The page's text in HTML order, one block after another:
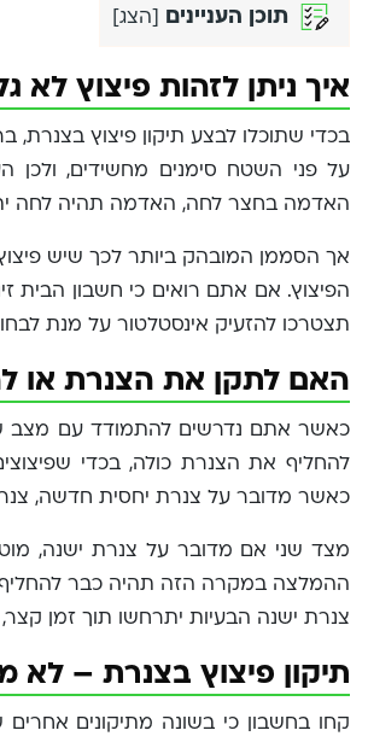
תוכן העניינים [הצג]
איך ניתן לזהות פיצוץ לא
בכדי שתוכלו לבצע תיקון פיצוץ בצנרת,
על פני השטח סימנים מחשידים, ולכן
האדמה בחצר לחה, האדמה תהיה לחה
אך הסממן המובהק ביותר לכך שיש
הפיצוץ. אם אתם רואים כי חשבון הבית
תצטרכו להזעיק אינסטלטור על מנת
האם לתקן את הצנרת או
כאשר אתם נדרשים להתמודד עם מצב
להחליף את הצנרת כולה, בכדי
כאשר מדובר על צנרת יחסית חדשה,
מצד שני אם מדובר על צנרת ישנה,
ההמלצה במקרה הזה תהיה כבר להחליף
צנרת ישנה הבעיות יתרחשו תוך זמן
תיקון פיצוץ בצנרת – לא
קחו בחשבון כי בשונה מתיקונים